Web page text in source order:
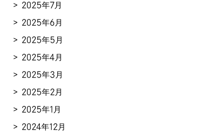
2025年7月
2025年6月
2025年5月
2025年4月
2025年3月
2025年2月
2025年1月
2024年12月